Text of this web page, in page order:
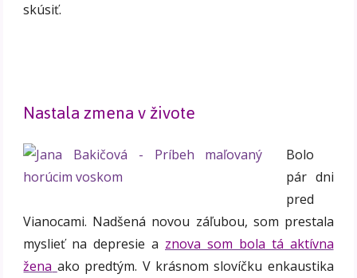
skúsiť.
Nastala zmena v živote
Bolo
pár dni
pred
Vianocami. Nadšená novou záľubou, som prestala
myslieť na depresie a znova som bola tá aktívna
žena ako predtým. V krásnom slovíčku enkaustika